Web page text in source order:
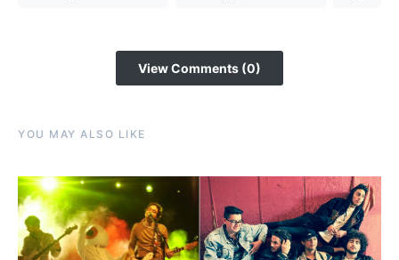
View Comments (0)
YOU MAY ALSO LIKE